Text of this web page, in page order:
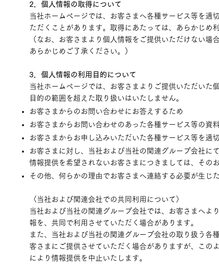
2．個人情報の取得について
当社ホームページでは、お客さまへ各種サービス等を適
ただくことがあります。取得にあたっては、あらかじめ
（なお、お客さまより個人情報をご提供いただけない
あらかじめご了承ください。）
3．個人情報の利用目的について
当社ホームページでは、お客さまよりご提供いただいた
目的の範囲を超えた取り扱いはいたしません。
お客さまからのお問い合わせにお答えするため
お客さまからお問い合わせのあった各種サービス等の資
お客さまからお申し込みいただいた各種サービス等を適
お客さまに対し、当社および当社の関連グループ会社に
情報提供を希望されないお客さまにつきましては、その
その他、何らかの理由でお客さまへ連絡する必要が生じ
〈当社および関連会社での共同利用について〉
当社および当社の関連グループ会社では、お客さまへよ
報を、共同で利用させていただく場合があります。
また、当社および当社の関連グループ会社の取り扱う各
客さまにご提供させていただく場合がありますが、この
により情報提供を中止いたします。